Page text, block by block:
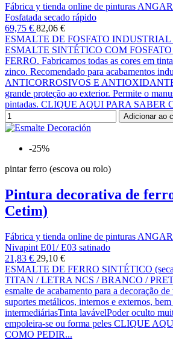
Fábrica y tienda online de pinturas ANGAR
Fosfatada secado rápido
69,75 € 82,06 €
ESMALTE DE FOSFATO INDUSTRIAL
ESMALTE SINTÉTICO COM
FERRO. Fabricamos todas as cores em
zinco. Recomendado para acabamentos
ANTICORROSIVOS E
grande proteção ao exterior. Permite o
pintadas. CLIQUE AQUI PARA SABER
Adicionar ao
-25%
pintar ferro (escova ou rolo)
Pintura decorativa de
Cetim)
Fábrica y tienda online de pinturas ANGAR
Nivapint E01/ E03 satinado
21,83 € 29,10 €
ESMALTE DE FERRO SINTÉTICO
TITAN / LETRA NCS / BRANCO /
esmalte de acabamento para a decoração
suportes metálicos, internos e externos,
intermediáriasTinta lavávelPoder oculto
empoleira-se ou forma peles CLIQUE
COMO PEDIR...